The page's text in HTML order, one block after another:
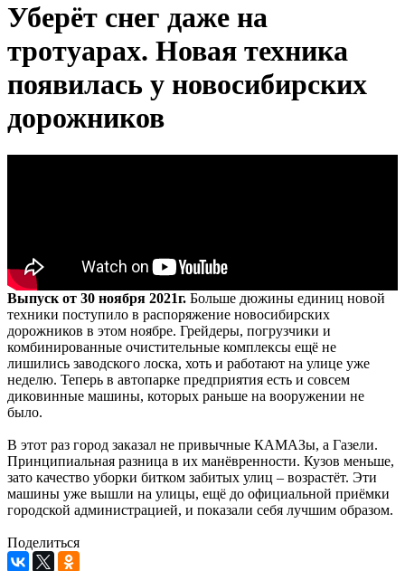
Уберёт снег даже на
тротуарах. Новая техника
появилась у новосибирских
дорожников
Выпуск от 30 ноября 2021г. Больше дюжины единиц новой
техники поступило в распоряжение новосибирских
дорожников в этом ноябре. Грейдеры, погрузчики и
комбинированные очистительные комплексы ещё не
лишились заводского лоска, хоть и работают на улице уже
неделю. Теперь в автопарке предприятия есть и совсем
диковинные машины, которых раньше на вооружении не
было.
В этот раз город заказал не привычные КАМАЗы, а Газели.
Принципиальная разница в их манёвренности. Кузов меньше,
зато качество уборки битком забитых улиц – возрастёт. Эти
машины уже вышли на улицы, ещё до официальной приёмки
городской администрацией, и показали себя лучшим образом.
Поделиться